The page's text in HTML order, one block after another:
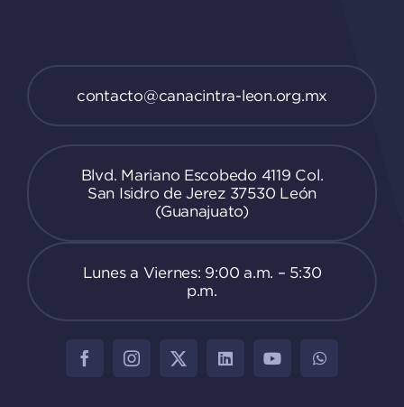
contacto@canacintra-leon.org.mx
Blvd. Mariano Escobedo 4119 Col.
San Isidro de Jerez 37530 León
(Guanajuato)
Lunes a Viernes: 9:00 a.m. – 5:30
p.m.